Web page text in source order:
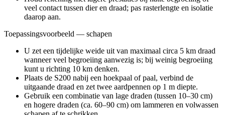
veel contact tussen dier en draad; pas rasterlengte en isolatie
daarop aan.
Toepassingsvoorbeeld — schapen
U zet een tijdelijke weide uit van maximaal circa 5 km draad
wanneer veel begroeiing aanwezig is; bij weinig begroeiing
kunt u richting 10 km denken.
Plaats de S200 nabij een hoekpaal of paal, verbind de
uitgaande draad en zet twee aardpennen op 1 m diepte.
Gebruik een combinatie van lage draden (tussen 10–30 cm)
en hogere draden (ca. 60–90 cm) om lammeren en volwassen